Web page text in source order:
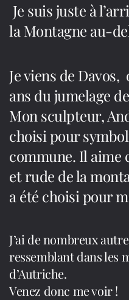
Je suis juste à
la Montagne au-
Je viens de
ans du jumelage
Mon sculpteur,
choisi pour
commune. Il aime
et rude de la
a été choisi pour
J’ai de nombreux
ressemblant dans les
d’Autriche.
Venez donc me voir !